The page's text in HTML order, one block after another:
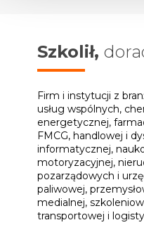
Szkolił,
Firm i instytucji z
usług wspólnych,
energetycznej,
FMCG, handlowej i
informatycznej,
motoryzacyjnej,
pozarządowych i
paliwowej,
medialnej,
transportowej i